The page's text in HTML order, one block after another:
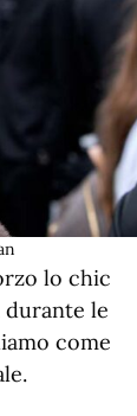
lo chic
le
come